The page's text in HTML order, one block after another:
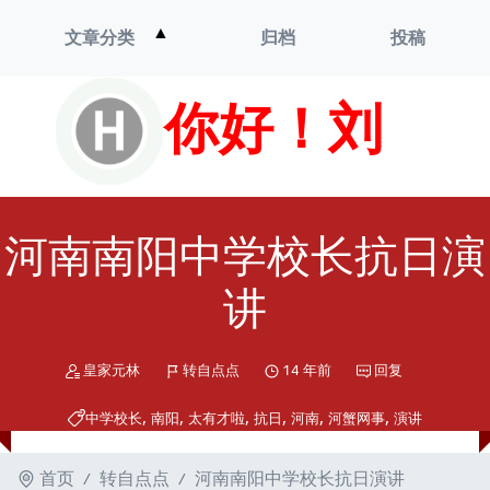
你好！刘
文章分类 ▲
单
归档 投稿
河南南阳中学校长抗日演
讲
皇家元林 转自点点 14 年前 回复
中学校长, 南阳 , 太有才啦, 抗日 , 河南, 河蟹网事, 演讲
首页 转自点点 河南南阳中学校长抗日演讲